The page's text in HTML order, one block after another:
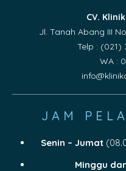
CV.
Jl. Tanah Abang III
Telp : (021)
WA :
JAM
Senin – Jumat
Minggu